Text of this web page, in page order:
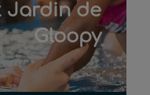
Jardin de
Gloopy